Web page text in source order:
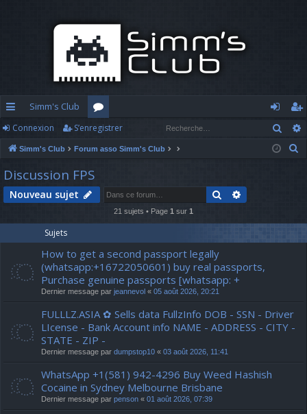
cc
ès
ra
pi
e
Simm's Club
or
u
m
o
n
n
’e
nr
r
Connexion S’enregistrer
Simm's Club Forum asso Simm's Club
r
Discussion FPS
Nouveau sujet Rechercher
21 sujets • Page 1 sur 1
Sujets
How to get a second passport legally
(whatsapp:+16722050601) buy real passports,
Purchase genuine passports [whatsapp: +
Dernier message par jeannevol « 05 août 2026, 20:21
FULLLZ.ASIA ✿ Sells data FullzInfo DOB - SSN - Driver
LIcense - Bank Account info NAME - ADDRESS - CITY -
STATE - ZIP -
Dernier message par dumpstop10 « 03 août 2026, 11:41
WhatsApp +1(581) 942-4296 Buy Weed Hashish
Cocaine in Sydney Melbourne Brisbane
Dernier message par penson « 01 août 2026, 07:39